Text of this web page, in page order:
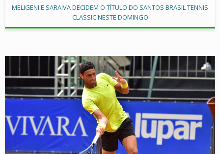
MELIGENI E SARAIVA DECIDEM O TÍTULO DO SANTOS BRASIL TENNIS
CLASSIC NESTE DOMINGO